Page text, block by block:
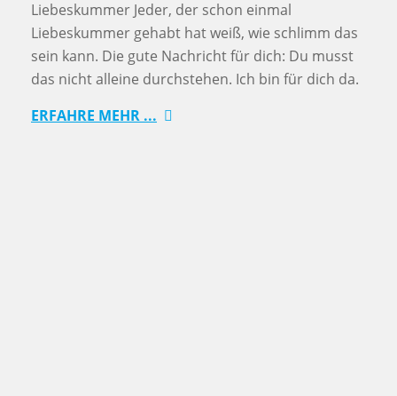
Liebeskummer Jeder, der schon einmal
Liebeskummer gehabt hat weiß, wie schlimm das
sein kann. Die gute Nachricht für dich: Du musst
das nicht alleine durchstehen. Ich bin für dich da.
ERFAHRE MEHR ...